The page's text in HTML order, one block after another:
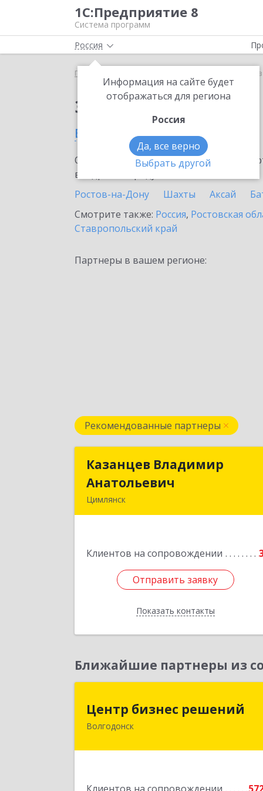
1С:Предприятие 8
Система программ
Россия
Информация на сайте будет
отображаться для региона
Россия
Да, все верно
Выбрать другой
Главная 1С:Кредит
Заказать 1С:Кредит
в Цимлянске
Ознакомьтесь с информационными
внедрение продукта.
Ростов-на-Дону
Шахты Аксай
Смотрите также: Россия, Ростовская
Ставропольский край
Партнеры в вашем регионе:
Рекомендованные партнеры
Казанцев Владимир
Анатольевич
Цимлянск
Клиентов на сопровождении
Отправить заявку
Показать контакты
Казанцев Владимир
Подробнее
Ближайшие партнеры из
Центр бизнес решений
Волгодонск
Центр бизнес решений
347375, Ростовская обл, Волгодонск г,